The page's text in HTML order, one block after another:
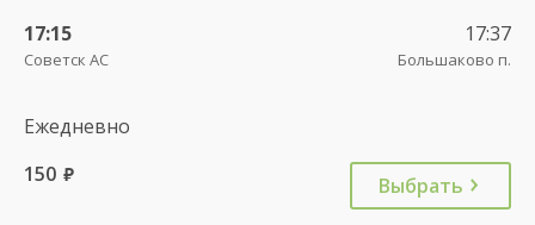
17:15
Советск АС
17:37
Большаково п.
Ежедневно
150 руб. Выбрать